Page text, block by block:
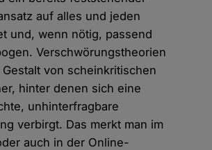
auf alles und jeden
und, wenn nötig, passend
Verschwörungstheorien
von scheinkritischen
hinter denen sich eine
unhinterfragbare
verbirgt. Das merkt man im
auch in der Online-